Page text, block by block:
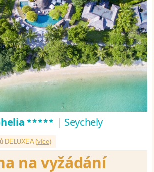
***** | Seychely
DELUXEA (více)
na vyžádání